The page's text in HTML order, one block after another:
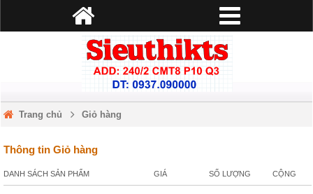
Trang chủ Giỏ hàng
Thông tin Giỏ hàng
DANH SÁCH SẢN PHẨM GIÁ SỐ LƯỢNG CỘNG